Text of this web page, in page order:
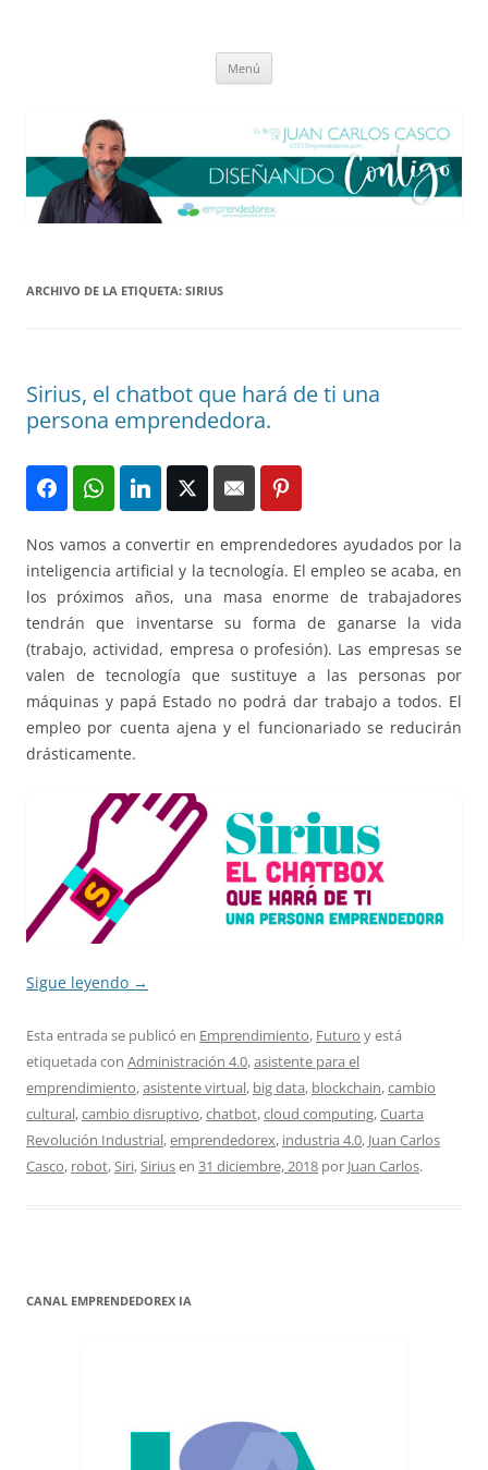
Menú
ARCHIVO DE LA ETIQUETA: SIRIUS
Sirius, el chatbot que hará de ti una
persona emprendedora.
Nos vamos a convertir en emprendedores ayudados por la
inteligencia artificial y la tecnología. El empleo se acaba, en
los próximos años, una masa enorme de trabajadores
tendrán que inventarse su forma de ganarse la vida
(trabajo, actividad, empresa o profesión). Las empresas se
valen de tecnología que sustituye a las personas por
máquinas y papá Estado no podrá dar trabajo a todos. El
empleo por cuenta ajena y el funcionariado se reducirán
drásticamente.
Sigue leyendo →
Esta entrada se publicó en Emprendimiento, Futuro y está
etiquetada con Administración 4.0,asistente para el
emprendimiento,asistente virtual, big data, blockchain,cambio
cultural,cambio disruptivo,chatbot,cloud computing,Cuarta
Revolución Industrial,emprendedorex, industria 4.0, Juan Carlos
Casco, robot,Siri,Siriusen 31 diciembre, 2018 por Juan Carlos.
CANAL EMPRENDEDOREX IA